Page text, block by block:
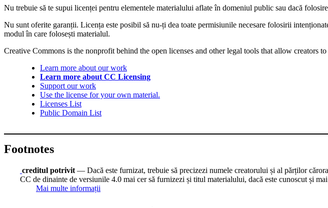
Nu trebuie să te supui licenței pentru elementele materialului aflate în domeniul public sau dacă
Nu sunt oferite garanții. Licența este posibil să nu-ți dea toate permisiunile necesare folosirii
modul în care folosești materialul.
Creative Commons is the nonprofit behind the open licenses and other legal tools that allow creators
Learn more about our work
Learn more about CC Licensing
Support our work
Use the license for your own material.
Licenses List
Public Domain List
Footnotes
creditul potrivit — Dacă este furnizat, trebuie să precizezi numele creatorului și al părților
CC de dinainte de versiunile 4.0 mai cer să furnizezi și titul materialului, dacă este cunoscut și
Mai multe informații